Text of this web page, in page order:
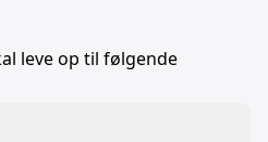
leve op til følgende